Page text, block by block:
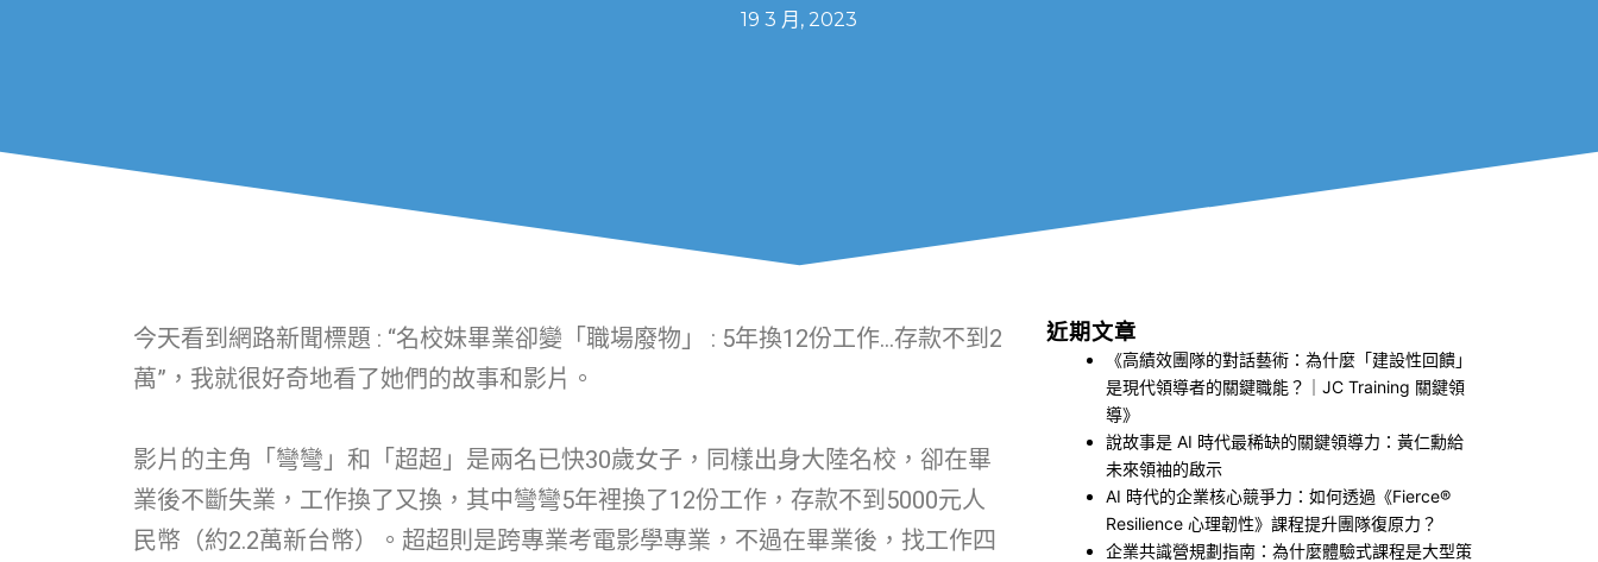
19 3 月, 2023
今天看到網路新聞標題 : “名校妹畢業卻變「職場廢物」 : 5年換12份工作…存款不到2
萬”，我就很好奇地看了她們的故事和影片。
影片的主角「彎彎」和「超超」是兩名已快30歲女子，同樣出身大陸名校，卻在畢
業後不斷失業，工作換了又換，其中彎彎5年裡換了12份工作，存款不到5000元人
民幣（約2.2萬新台幣）。超超則是跨專業考電影學專業，不過在畢業後，找工作四
近期文章
《高績效團隊的對話藝術：為什麼「建設性回饋」
是現代領導者的關鍵職能？｜JC Training 關鍵領
導》
說故事是 AI 時代最稀缺的關鍵領導力：黃仁勳給
未來領袖的啟示
AI 時代的企業核心競爭力：如何透過《Fierce®
Resilience 心理韌性》課程提升團隊復原力？
企業共識營規劃指南：為什麼體驗式課程是大型策